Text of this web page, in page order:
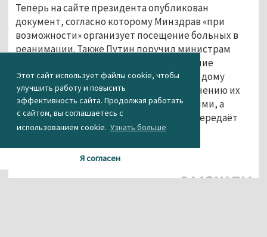
Этот сайт использует файлы cookie, чтобы
улучшить работу и повысить
эффективность сайта. Продолжая работать
с сайтом, вы соглашаетесь с
использованием cookie. Узнать больше
Я согласен
Теперь на сайте президента опубликован
документ, согласно которому Минздрав «при
возможности» организует посещение больных в
реанимации. Также Путин поручил министрам
обеспечить методическое сопровождение
субъектов РФ «при оказании помощи на дому
тяжелобольным, в том числе по обеспечению их
необходимыми медицинскими изделиями, а
также медицинским оборудованием», передаёт
«Медуза».
Агентство новостей «Между строк»